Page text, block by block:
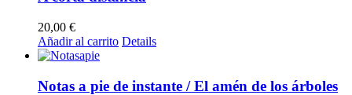
20,00 €
Añadir al carrito Details
Notas a pie de instante / El amén de los árboles